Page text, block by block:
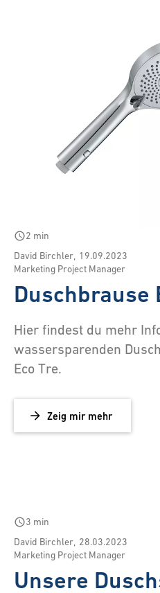
schedule2 min
David Birchler 19.09.2023
Marketing Project Manager
Duschbrause
Hier findest du mehr
wassersparenden
Eco Tre.
Zeig mir mehr
schedule3 min
David Birchler 28.03.2023
Marketing Project Manager
Unsere